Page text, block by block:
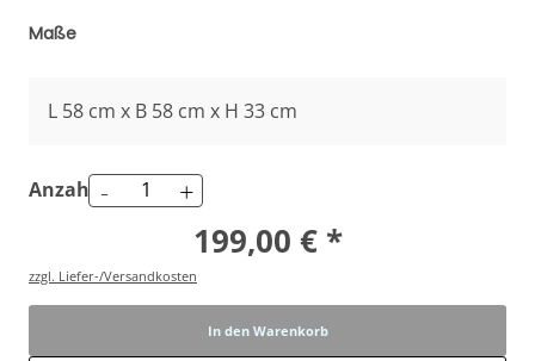
Maße
L 58 cm x B 58 cm x H 33 cm
Anzahl - +
199,00 € *
zzgl. Liefer-/Versandkosten
In den Warenkorb